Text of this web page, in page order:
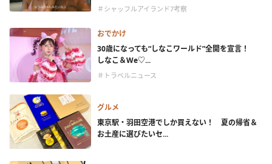
＃シャッフルアイランド7考察
おでかけ
30歳になっても“しなこワールド”全開を宣言！
しなこ＆We♡...
＃トラベルニュース
グルメ
東京駅・羽田空港でしか買えない！ 夏の帰省＆
お土産に選びたいセ...